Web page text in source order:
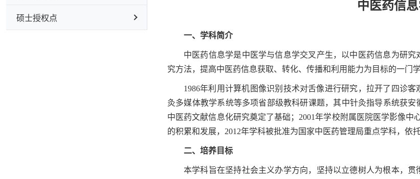
硕士授权点
中医药信
一、学科简介
中医药信息学是中医学与信息学交叉产生，以中医药信息为研
究方法，提高中医药信息获取、转化、传播和利用能力为目标的一门学
1986年利用计算机图像识别技术对舌像进行研究，拉开了四诊
灸多媒体教学系统等多项省部级教科研课题，其中针灸指导系统获
中医药文献信息化研究奠定了基础；2001年学校附属医院医学影像
的积累和发展，2012年学科被批准为国家中医药管理局重点学科，
二、培养目标
本学科旨在坚持社会主义办学方向，坚持以立德树人为根本，